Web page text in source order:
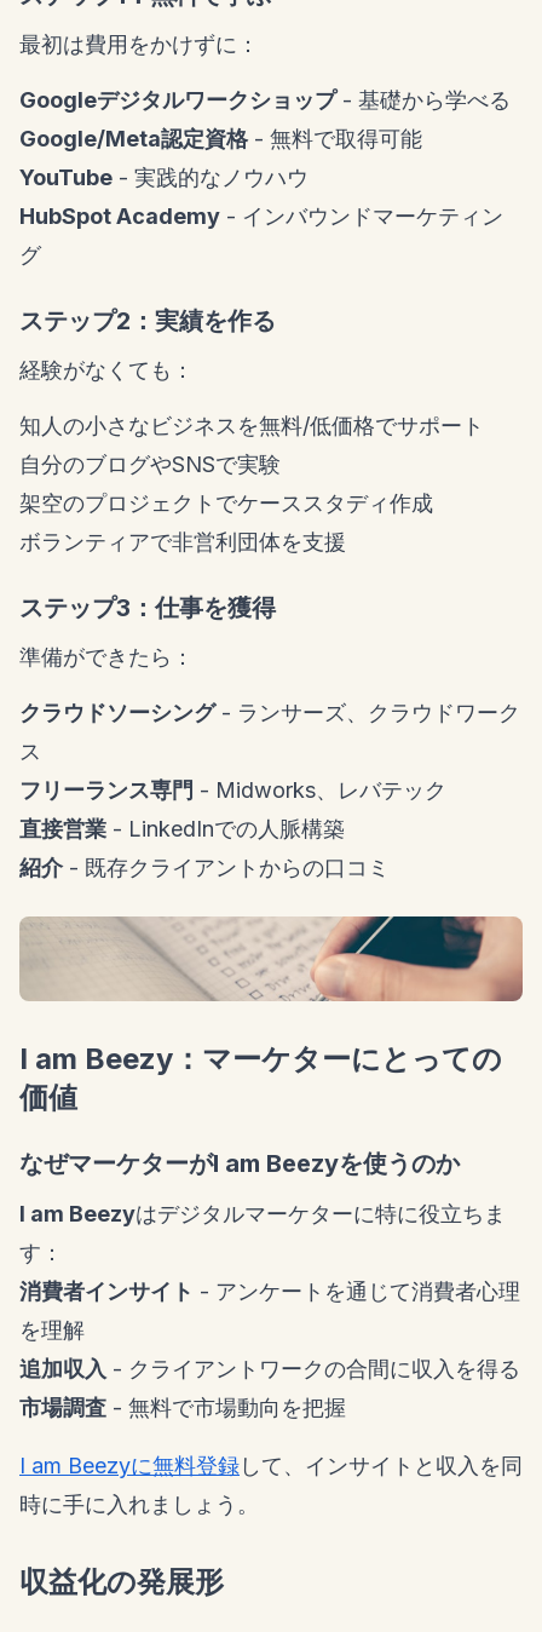
最初は費用をかけずに：
Googleデジタルワークショップ- 基礎から学べる
Google/Meta認定資格- 無料で取得可能
YouTube - 実践的なノウハウ
HubSpot Academy - インバウンドマーケティン
グ
ステップ2：実績を作る
経験がなくても：
知人の小さなビジネスを無料/低価格でサポート
自分のブログやSNSで実験
架空のプロジェクトでケーススタディ作成
ボランティアで非営利団体を支援
ステップ3：仕事を獲得
準備ができたら：
クラウドソーシング- ランサーズ、クラウドワーク
ス
フリーランス専門 - Midworks、レバテック
直接営業 - LinkedInでの人脈構築
紹介- 既存クライアントからの口コミ
I am Beezy：マーケターにとっての
価値
なぜマーケターがI am Beezyを使うのか
I am Beezyはデジタルマーケターに特に役立ちま
す：
消費者インサイト - アンケートを通じて消費者心理
を理解
追加収入 - クライアントワークの合間に収入を得る
市場調査 - 無料で市場動向を把握
I am Beezyに無料登録して、インサイトと収入を同
時に手に入れましょう。
収益化の発展形